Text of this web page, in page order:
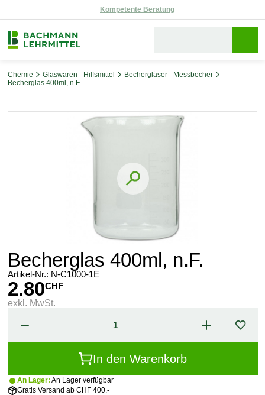
Reparaturservice
Chemie Glaswaren - Hilfsmittel
Bechergläser - Messbecher
Becherglas 400ml, n.F.
Bildergalerie überspringen
Becherglas 400ml, n.F.
Artikel-Nr.: N-C1000-1E
2.80CHF
exkl. MwSt.
In den Warenkorb
An Lager: An Lager verfügbar
Gratis Versand ab CHF 400.-